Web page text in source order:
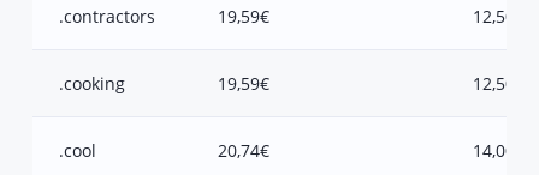
.contractors 19,59€ 12,50€
.cooking 19,59€ 12,50€
.cool 20,74€ 14,00€